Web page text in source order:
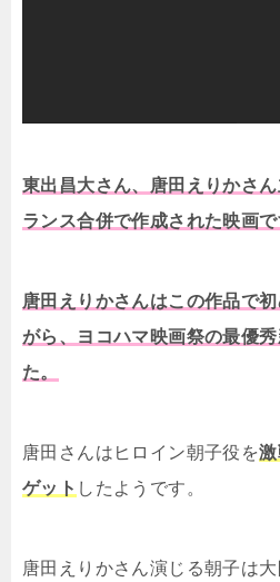
東出昌大さん、唐田えりかさ
ランス合併で作成された映画で
唐田えりかさんはこの作品で
がら、ヨコハマ映画祭の最優
た。
唐田さんはヒロイン朝子役を
ゲット したようです。
唐田えりかさん演じる朝子は